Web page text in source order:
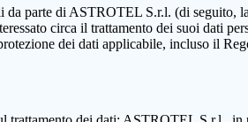
parte di ASTROTEL S.r.l. (di seguito,
circa il trattamento dei suoi dati
dei dati applicabile, incluso il